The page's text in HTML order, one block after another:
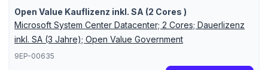
Open Value Kauflizenz inkl. SA (2 Cores )
Microsoft System Center Datacenter; 2 Cores; Dauerlizenz
inkl. SA (3 Jahre); Open Value Government
9EP-00635